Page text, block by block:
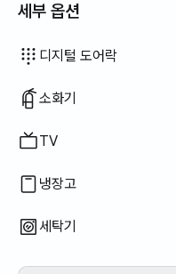
세부 옵션
디지털 도어락
소화기
TV
냉장고
세탁기
보일러 (도시가스)
식탁 및 의자
소파
이용 불가:
열쇠 잠금 장치
이용 불가:
경비실 · 경비원
이용 불가:
건조기
이용 불가:
공용 가스레인지 · 인덕션
이용 불가:
공용 냉장고
이용 불가:
공용 전자레인지
이용 불가:
공용 세탁기
이용 불가:
공용 건조기
이용 불가:
침구류 제공
이용 불가:
추가 침구류 가능
이용 불가:
옷장
이용 불가:
사무용 책상
드라이기
블라인드
암막 커튼
식기 세정제
행주
수세미
전기 주전자
조리 도구 (도마, 칼, 가위 등)
냄비 · 후라이팬
기본 식기 (그릇, 컵 등)
엘리베이터
선풍기
빨래 건조대
이용 불가: 욕조
이용 불가: 비데
이용 불가: 필터 샤워기
이용 불가: 바디워시
이용 불가: 샴푸 · 린스
이용 불가: 비누
이용 불가: 화장지
이용 불가: 칫솔
이용 불가: 치약
이용 불가: 수건
이용 불가: 토퍼 · 접이식 매트리스
이용 불가: 빗자루
이용 불가: 세탁 세제
이용 불가: 섬유 유연제
이용 불가: 음식물 쓰레기 봉투
이용 불가: 쓰레기 봉투
이용 불가: 청소기
이용 불가: 전기 밥솥
이용 불가: 야외 바베큐 시설
이용 불가: 무료 피트니스
이용 불가: 수영장
이용 불가: 무료 공용 사우나
이용 불가: 스파 · 월풀
이용 불가: 자쿠지 · 히노끼탕
이용 불가: 테라스
이용 불가: 행거
이용 불가: 좌식 식탁
이용 불가: 소파베드
이용 불가: 전기보일러
이용 불가: 기름(등유) 난방
이용 불가: LPG 가스
이용 불가: 신재생 에너지
이용 불가: 빔프로젝터
이용 불가: 유선 인터넷
이용 불가: 다리미
이용 불가: 세탁건조기 일체형